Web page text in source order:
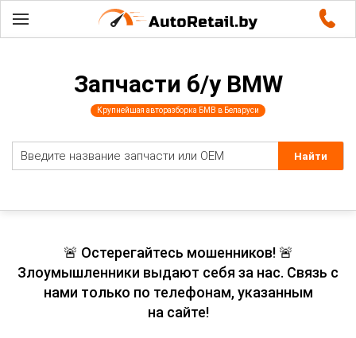
Запчасти б/у BMW
Крупнейшая авторазборка БМВ в Беларуси
🚨 Остерегайтесь мошенников! 🚨
Злоумышленники выдают себя за нас. Связь с
нами только по телефонам, указанным
на сайте!